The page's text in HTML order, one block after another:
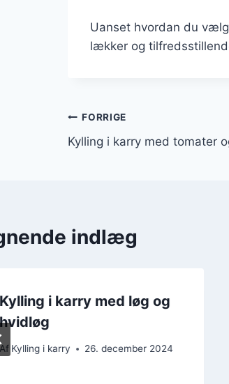
Uanset hvordan du
lækker og
FORRIGE
Kylling i karry med tomater
indlæg
Kylling i karry med løg og
hvidløg
Af Kylling i karry 26. december 2024